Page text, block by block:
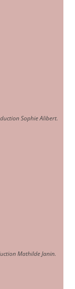
Sophie Alibert.
Mathilde Janin.